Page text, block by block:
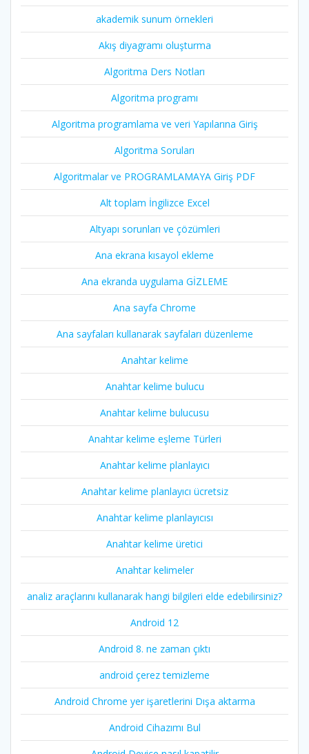
akademik sunum örnekleri
Akış diyagramı oluşturma
Algoritma Ders Notları
Algoritma programı
Algoritma programlama ve veri Yapılarına Giriş
Algoritma Soruları
Algoritmalar ve PROGRAMLAMAYA Giriş PDF
Alt toplam İngilizce Excel
Altyapı sorunları ve çözümleri
Ana ekrana kısayol ekleme
Ana ekranda uygulama GİZLEME
Ana sayfa Chrome
Ana sayfaları kullanarak sayfaları düzenleme
Anahtar kelime
Anahtar kelime bulucu
Anahtar kelime bulucusu
Anahtar kelime eşleme Türleri
Anahtar kelime planlayıcı
Anahtar kelime planlayıcı ücretsiz
Anahtar kelime planlayıcısı
Anahtar kelime üretici
Anahtar kelimeler
analiz araçlarını kullanarak hangi bilgileri elde edebilirsiniz?
Android 12
Android 8. ne zaman çıktı
android çerez temizleme
Android Chrome yer işaretlerini Dışa aktarma
Android Cihazımı Bul